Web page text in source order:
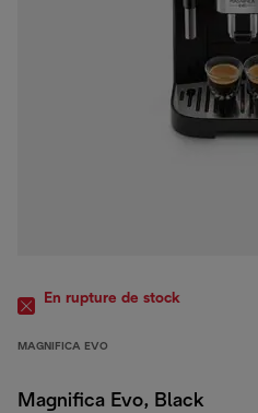
En rupture de stock
MAGNIFICA EVO
Magnifica Evo, Black